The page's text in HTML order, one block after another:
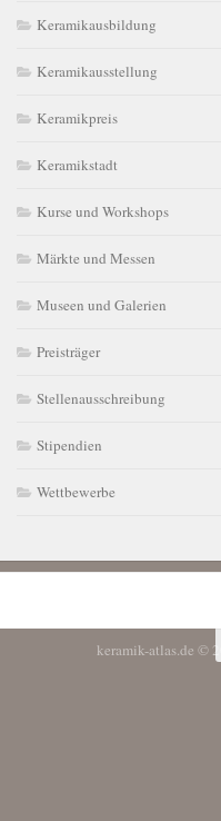
Keramikausbildung
Keramikausstellung
Keramikpreis
Keramikstadt
Kurse und Workshops
Märkte und Messen
Museen und Galerien
Preisträger
Stellenausschreibung
Stipendien
Wettbewerbe
keramik-atlas.de ©